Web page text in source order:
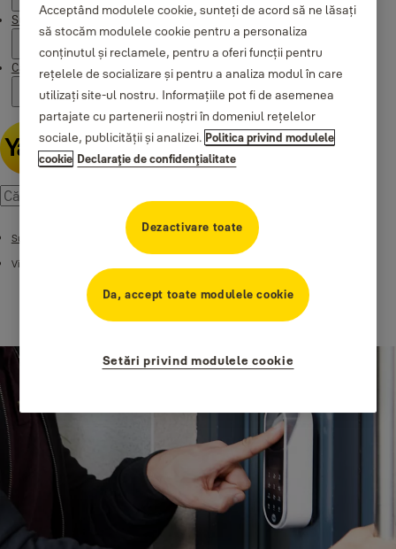
Suport
Campaigns
Suport
Videoclipuri:
Acceptând modulele cookie, sunteți de acord să ne lăsați
să stocăm modulele cookie pentru a personaliza
conținutul și reclamele, pentru a oferi funcții pentru
rețelele de socializare și pentru a analiza modul în care
utilizați site-ul nostru. Informațiile pot fi de asemenea
partajate cu partenerii noștri în domeniul rețelelor
sociale, publicității și analizei. Politica privind modulele
cookie Declaraţie de confidenţialitate
Dezactivare toate
Da, accept toate modulele cookie
Setări privind modulele cookie